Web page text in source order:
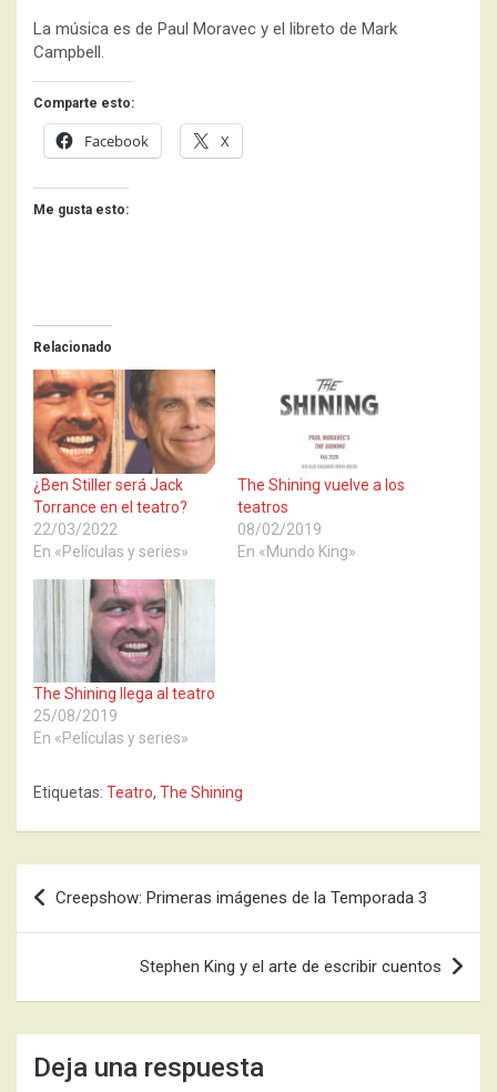
La música es de Paul Moravec y el libreto de Mark
Campbell.
Comparte esto:
Facebook X
Me gusta esto:
Relacionado
¿Ben Stiller será Jack
Torrance en el teatro?
22/03/2022
En «Películas y series»
The Shining vuelve a los
teatros
08/02/2019
En «Mundo King»
The Shining llega al teatro
25/08/2019
En «Películas y series»
Etiquetas: Teatro, The Shining
Navegación
de
Creepshow: Primeras imágenes de la Temporada 3
Stephen King y el arte de escribir cuentos
Deja una respuesta